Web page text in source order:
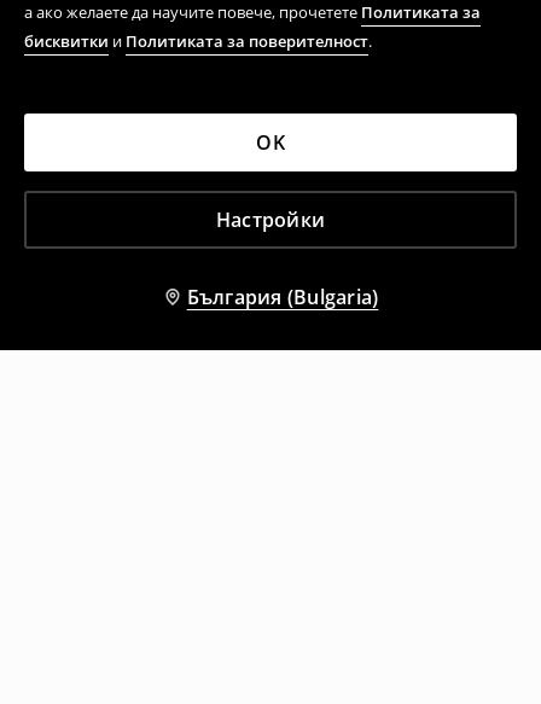
а ако желаете да научите повече, прочетете Политиката за
бисквитки и Политиката за поверителност.
Настройки
OK
България (Bulgaria)